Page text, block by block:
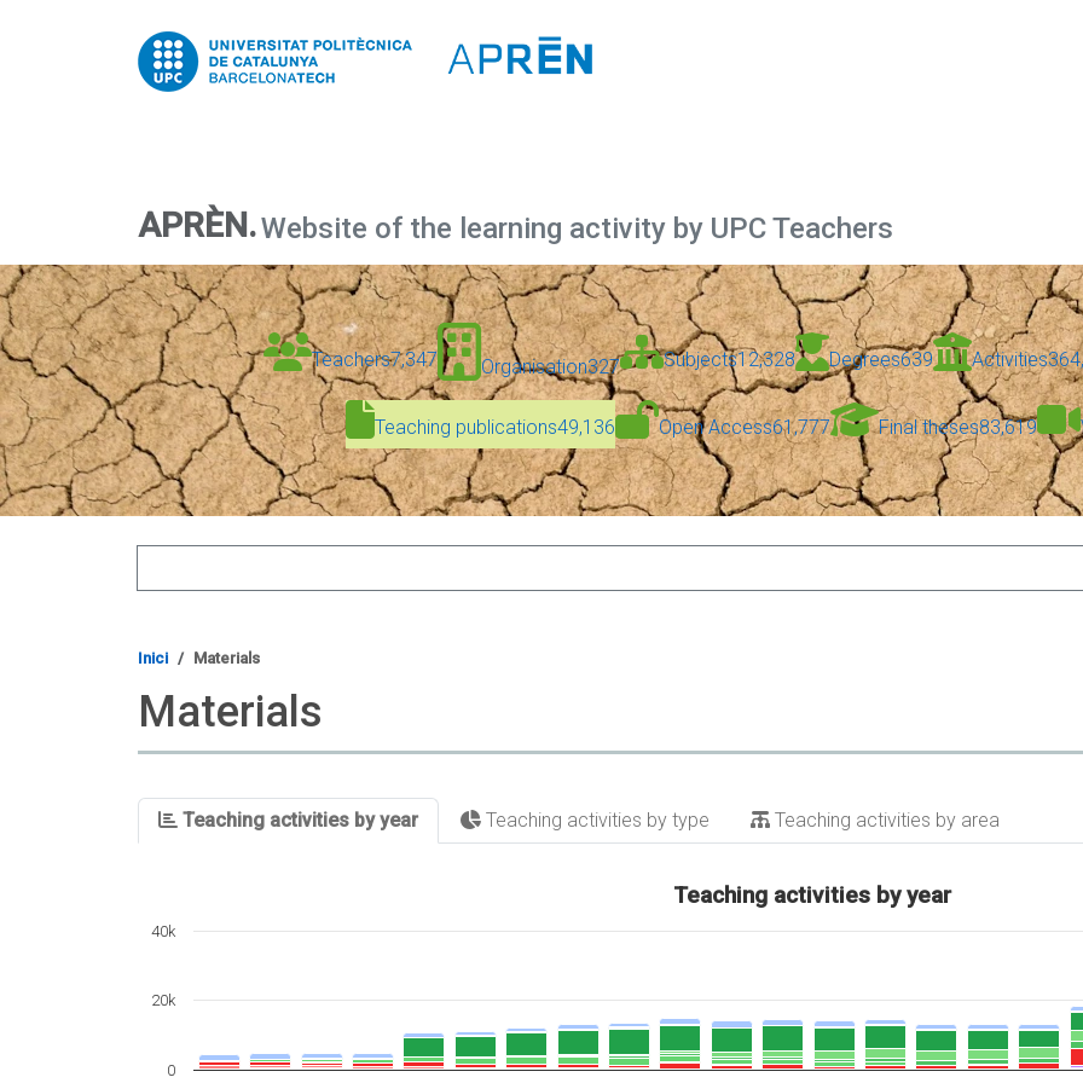
APRÈN.Website of the learning activity by UPC Teachers
Teachers7,347 Organisation327 Subjects12,328 Degrees639 Activities
Teaching publications49,136 Open Access61,777 Final theses83,619
Inici Materials
Materials
Teaching activities by year Teaching activities by type Teaching activities by area
Teaching activities by year
0
20k
40k